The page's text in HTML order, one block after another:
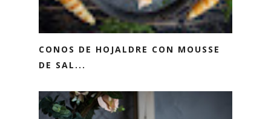
CONOS DE HOJALDRE CON MOUSSE
DE SAL...